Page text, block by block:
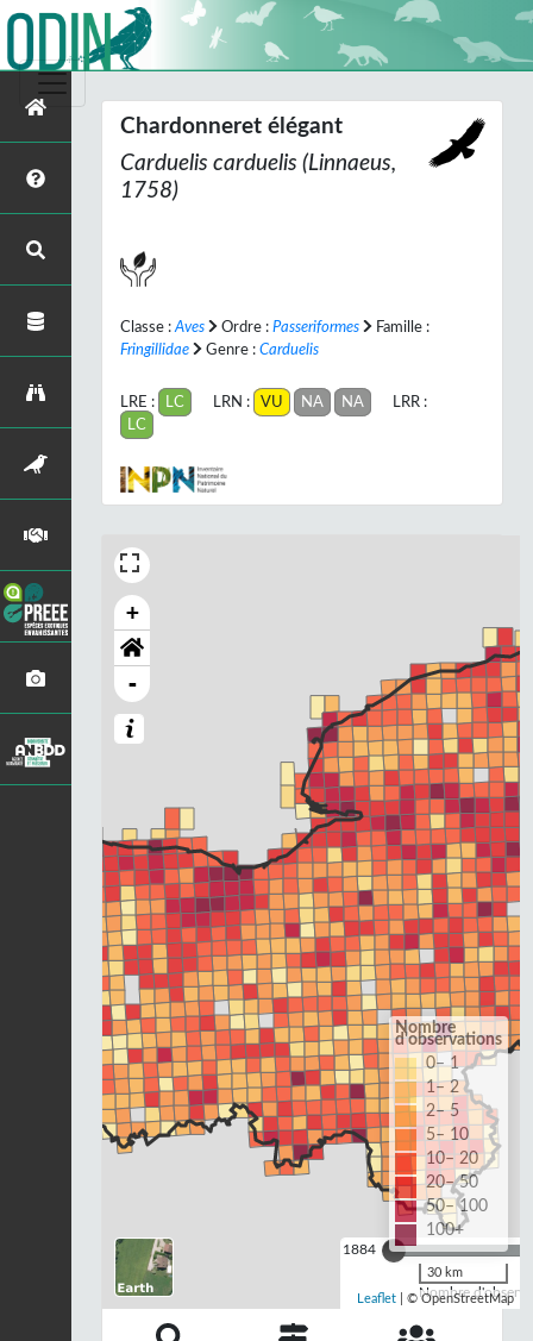
Chardonneret élégant
Carduelis carduelis (Linnaeus,
1758)
Classe : Aves Ordre : Passeriformes
Famille :
Fringillidae
Genre : Carduelis
LRE : LC LRN : VU NA NA
LRR :
LC
+
-
1884
Nombre
Nombre
d'observations
0– 1
1– 2
2– 5
5– 10
10– 20
20– 50
50– 100
100+
30 km
Leaflet | © OpenStreetMap